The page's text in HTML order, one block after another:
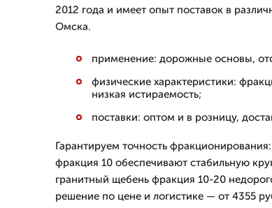
2012 года и имеет опыт поставок в
Омска.
применение: дорожные основы,
физические характеристики:
низкая истираемость;
поставки: оптом и в розницу,
Гарантируем точность
фракция 10 обеспечивают стабильную
гранитный щебень фракция 10-20
решение по цене и логистике — от 4355